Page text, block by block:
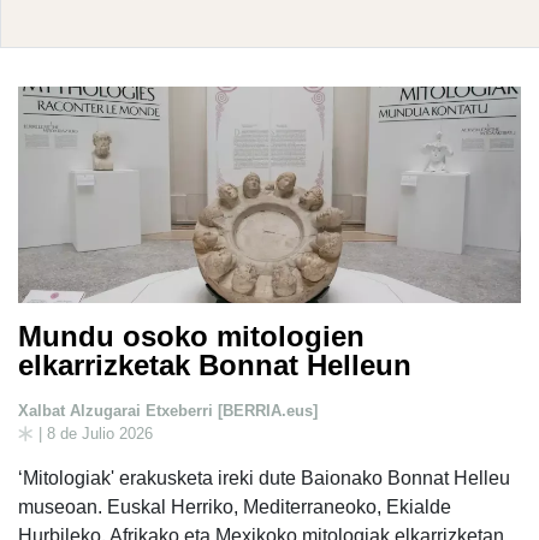
Mundu osoko mitologien
elkarrizketak Bonnat Helleun
Xalbat Alzugarai Etxeberri [BERRIA.eus]
| 8 de Julio 2026
‘Mitologiak' erakusketa ireki dute Baionako Bonnat Helleu
museoan. Euskal Herriko, Mediterraneoko, Ekialde
Hurbileko, Afrikako eta Mexikoko mitologiak elkarrizketan